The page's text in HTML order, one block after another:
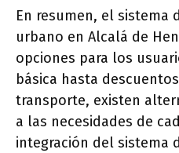
En resumen, el
urbano en Alcalá de
opciones para los
básica hasta
transporte, existen
a las necesidades de
integración del sistema